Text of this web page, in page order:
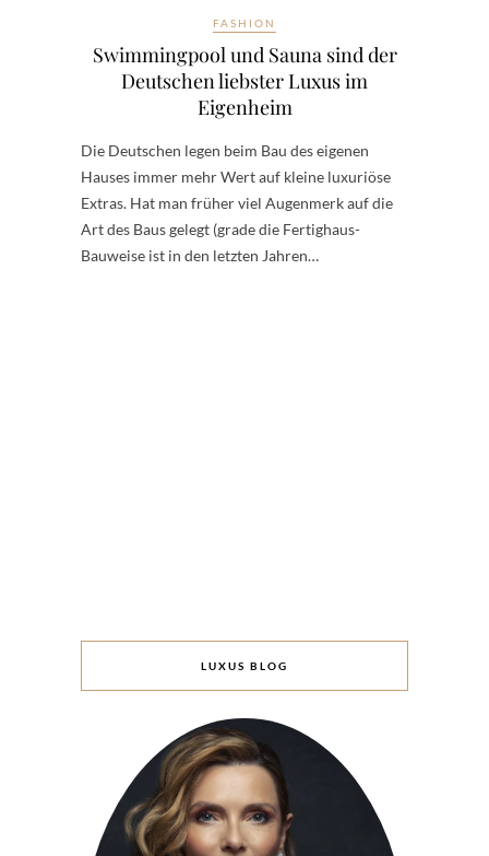
FASHION
Swimmingpool und Sauna sind der
Deutschen liebster Luxus im
Eigenheim
Die Deutschen legen beim Bau des eigenen
Hauses immer mehr Wert auf kleine luxuriöse
Extras. Hat man früher viel Augenmerk auf die
Art des Baus gelegt (grade die Fertighaus-
Bauweise ist in den letzten Jahren…
LUXUS BLOG